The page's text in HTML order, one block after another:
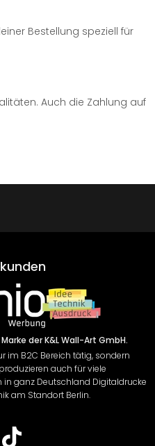
Bestellung speziell für
Auch die Zahlung auf
der K&L Wall-Art GmbH.
im B2C Bereich tätig, sondern
auch für viele
in ganz Deutschland Digitaldrucke
am Standort Berlin.